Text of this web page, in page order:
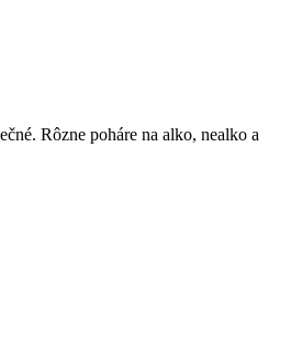
Rôzne poháre na alko, nealko a